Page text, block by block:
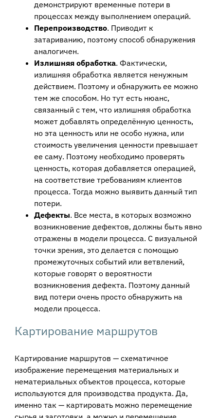
демонстрируют временные потери в
процессах между выполнением операций.
Перепроизводство. Приводит к
затариванию, поэтому способ обнаружения
аналогичен.
Излишняя обработка. Фактически,
излишняя обработка является ненужным
действием. Поэтому и обнаружить ее можно
тем же способом. Но тут есть нюанс,
связанный с тем, что излишняя обработка
может добавлять определённую ценность,
но эта ценность или не особо нужна, или
стоимость увеличения ценности превышает
ее саму. Поэтому необходимо проверять
ценность, которая добавляется операцией,
на соответствие требованиям клиентов
процесса. Тогда можно выявить данный тип
потери.
Дефекты. Все места, в которых возможно
возникновение дефектов, должны быть явно
отражены в модели процесса. С визуальной
точки зрения, это делается с помощью
промежуточных событий или ветвлений,
которые говорят о вероятности
возникновения дефекта. Поэтому данный
вид потери очень просто обнаружить на
модели процесса.
Картирование маршрутов
Картирование маршрутов — схематичное
изображение перемещения материальных и
нематериальных объектов процесса, которые
используются для производства продукта. Да,
именно так — картировать можно перемещение